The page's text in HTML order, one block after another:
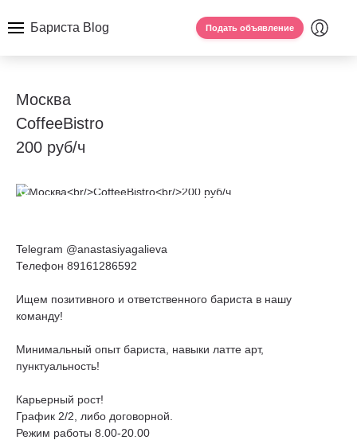
Бариста Blog Подать объявление
Москва
CoffeeBistro
200 руб/ч
Telegram @anastasiyagalieva
Телефон 89161286592
Ищем позитивного и ответственного бариста в нашу
команду!
Минимальный опыт бариста, навыки латте арт,
пунктуальность!
Карьерный рост!
График 2/2, либо договорной.
Режим работы 8.00-20.00